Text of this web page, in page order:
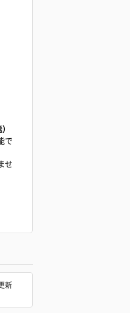
で
せ
新